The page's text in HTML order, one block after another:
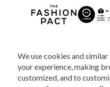
We use cookies and
your experience, making
customized, and to